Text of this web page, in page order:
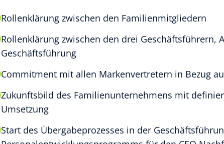
Rollenklärung zwischen den Familienmitgliedern
Rollenklärung zwischen den drei Geschäftsführern,
Geschäftsführung
Commitment mit allen Markenvertretern in Bezug
Zukunftsbild des Familienunternehmens mit
Umsetzung
Start des Übergabeprozesses in der